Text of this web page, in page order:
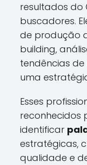
resultados do
buscadores.
de produção
building,
tendências
uma
Esses
reconhecidos
identificar
estratégicas,
qualidade e